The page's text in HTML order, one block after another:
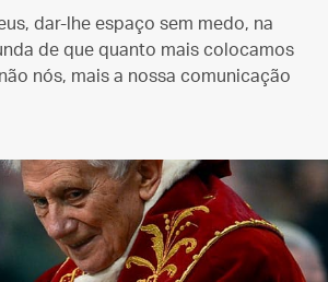
dar-lhe espaço sem medo, na
de que quanto mais colocamos
nós, mais a nossa comunicação